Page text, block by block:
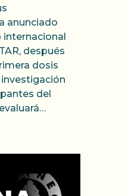
anunciado
internacional
después
dosis
del